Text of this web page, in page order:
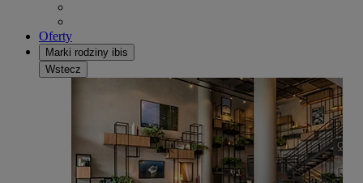
Oferty
Marki rodziny ibis
Wstecz